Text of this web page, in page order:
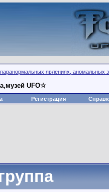
явлениях, аномальных
UFO☆
Регистрация